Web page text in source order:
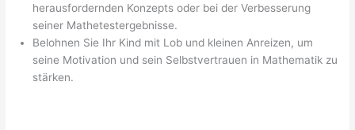
herausfordernden Konzepts oder bei der Verbesserung
seiner Mathetestergebnisse.
Belohnen Sie Ihr Kind mit Lob und kleinen Anreizen, um
seine Motivation und sein Selbstvertrauen in Mathematik zu
stärken.